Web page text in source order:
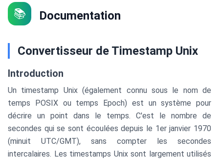
📚 Documentation
Convertisseur de Timestamp Unix
Introduction
Un timestamp Unix (également connu sous le nom de
temps POSIX ou temps Epoch) est un système pour
décrire un point dans le temps. C'est le nombre de
secondes qui se sont écoulées depuis le 1er janvier 1970
(minuit UTC/GMT), sans compter les secondes
intercalaires. Les timestamps Unix sont largement utilisés